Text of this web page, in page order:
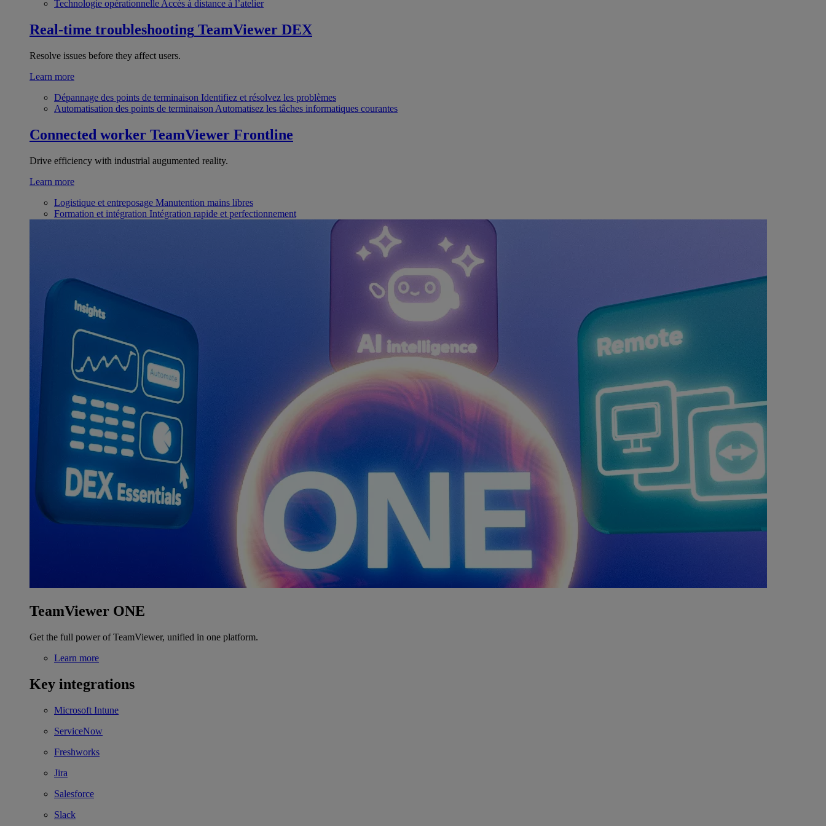
Technologie opérationnelle Accès à distance à l’atelier
Real-time troubleshooting TeamViewer DEX
Resolve issues before they affect users.
Learn more
Dépannage des points de terminaison Identifiez et résolvez les problèmes
Automatisation des points de terminaison Automatisez les tâches informatiques courantes
Connected worker TeamViewer Frontline
Drive efficiency with industrial augumented reality.
Learn more
Logistique et entreposage Manutention mains libres
Formation et intégration Intégration rapide et perfectionnement
TeamViewer ONE
Get the full power of TeamViewer, unified in one platform.
Learn more
Key integrations
Microsoft Intune
ServiceNow
Freshworks
Jira
Salesforce
Slack